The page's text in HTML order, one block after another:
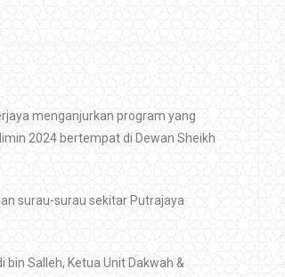
menganjurkan program yang
2024 bertempat di Dewan Sheikh
surau-surau sekitar Putrajaya
Salleh, Ketua Unit Dakwah &